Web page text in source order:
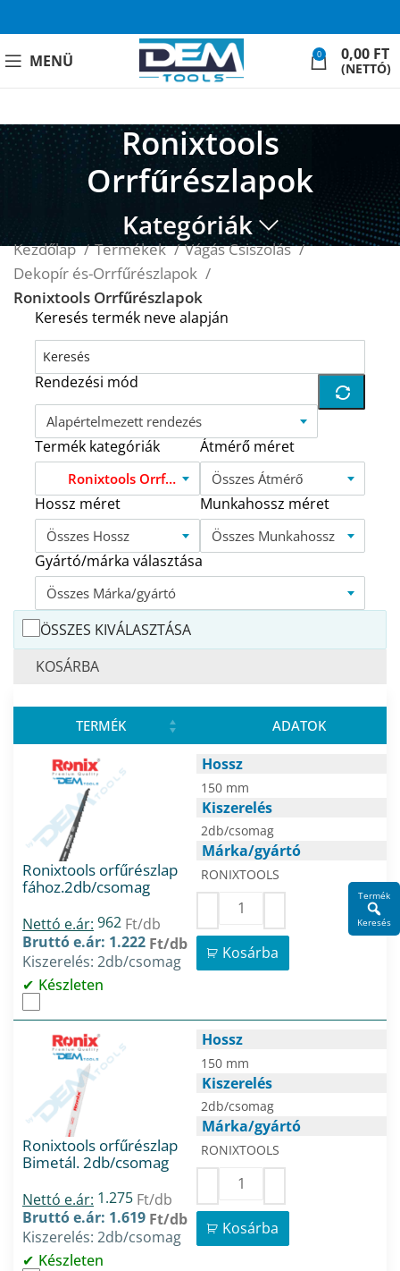
MENÜ 0 0,00 FT
(NETTÓ)
Ronixtools
Orrfűrészlapok
Kategóriák
Kezdőlap Termékek
Vágás Csiszolás
Dekopír és-Orrfűrészlapok
Ronixtools Orrfűrészlapok
Keresés termék neve alapján
Rendezési mód
Alapértelmezett rendezés
Termék kategóriák
Ronixtools Orrfűrészlapok
Átmérő méret
Összes Átmérő
Hossz méret
Összes Hossz
Munkahossz méret
Összes Munkahossz
Gyártó/márka választása
Összes Márka/gyártó
ÖSSZES KIVÁLASZTÁSA
KOSÁRBA
TERMÉK ADATOK
Ronixtools orfűrészlap
fához.2db/csomag
Nettó e.ár: 962 Ft/db
Bruttó e.ár: 1.222 Ft/db
Kiszerelés: 2db/csomag
Készleten
Hossz
150 mm
Kiszerelés
2db/csomag
Márka/gyártó
RONIXTOOLS
Kosárba
Ronixtools orfűrészlap
Bimetál. 2db/csomag
Nettó e.ár: 1.275 Ft/db
Bruttó e.ár: 1.619 Ft/db
Kiszerelés: 2db/csomag
Készleten
Hossz
150 mm
Kiszerelés
2db/csomag
Márka/gyártó
RONIXTOOLS
Kosárba
Termék
Keresés